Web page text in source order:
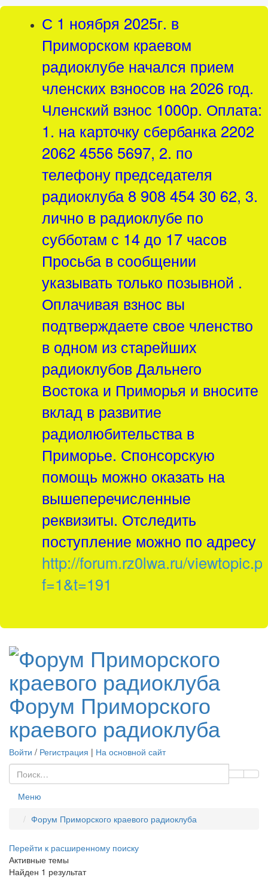
С 1 ноября 2025г. в
Приморском краевом
радиоклубе начался прием
членских взносов на 2026 год.
Членский взнос 1000р. Оплата:
1. на карточку сбербанка 2202
2062 4556 5697, 2. по
телефону председателя
радиоклуба 8 908 454 30 62, 3.
лично в радиоклубе по
субботам с 14 до 17 часов
Просьба в сообщении
указывать только позывной .
Оплачивая взнос вы
подтверждаете свое членство
в одном из старейших
радиоклубов Дальнего
Востока и Приморья и вносите
вклад в развитие
радиолюбительства в
Приморье. Спонсорскую
помощь можно оказать на
вышеперечисленные
реквизиты. Отследить
поступление можно по адресу
http://forum.rz0lwa.ru/
f=1&t=191
Форум Приморского
краевого радиоклуба
Войти / Регистрация | На основной сайт
Меню
Форум Приморского краевого радиоклуба
Перейти к расширенному поиску
Активные темы
Найден 1 результат